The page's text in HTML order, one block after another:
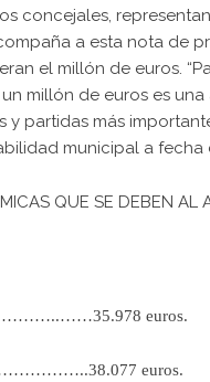
concejales,
a esta nota de
el millón de euros.
millón de euros es
partidas más
municipal a fecha
QUE SE DEBEN AL
euros.
euros.